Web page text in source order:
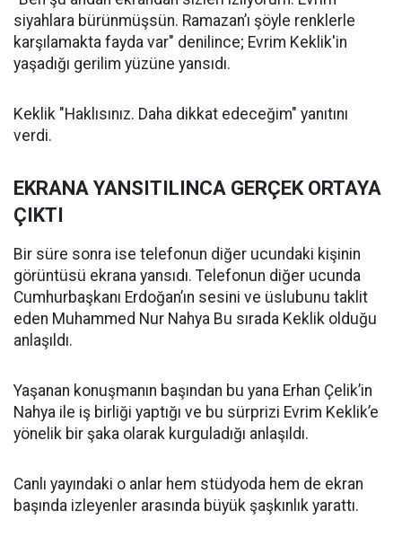
siyahlara bürünmüşsün. Ramazan’ı şöyle renklerle
karşılamakta fayda var" denilince; Evrim Keklik'in
yaşadığı gerilim yüzüne yansıdı.
Keklik "Haklısınız. Daha dikkat edeceğim" yanıtını
verdi.
EKRANA YANSITILINCA GERÇEK ORTAYA
ÇIKTI
Bir süre sonra ise telefonun diğer ucundaki kişinin
görüntüsü ekrana yansıdı. Telefonun diğer ucunda
Cumhurbaşkanı Erdoğan’ın sesini ve üslubunu taklit
eden Muhammed Nur Nahya Bu sırada Keklik olduğu
anlaşıldı.
Yaşanan konuşmanın başından bu yana Erhan Çelik’in
Nahya ile iş birliği yaptığı ve bu sürprizi Evrim Keklik’e
yönelik bir şaka olarak kurguladığı anlaşıldı.
Canlı yayındaki o anlar hem stüdyoda hem de ekran
başında izleyenler arasında büyük şaşkınlık yarattı.